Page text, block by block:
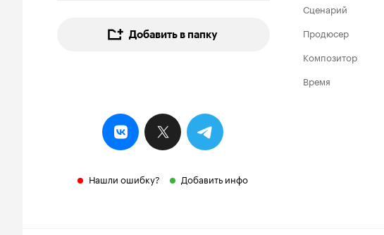
Добавить в папку
Нашли ошибку? Добавить инфо
Сценарий
Продюсер
Композитор
Время